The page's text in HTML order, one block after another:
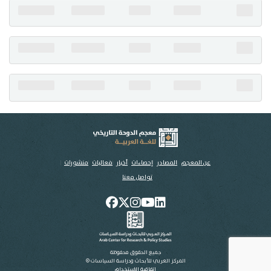
عن المعجم المصادر إحصاءات أخبار فعاليات منشورات
تواصل معنا
جميع الحقوق محفوظة
المركز العربي للأبحاث ودراسة السياسات ©